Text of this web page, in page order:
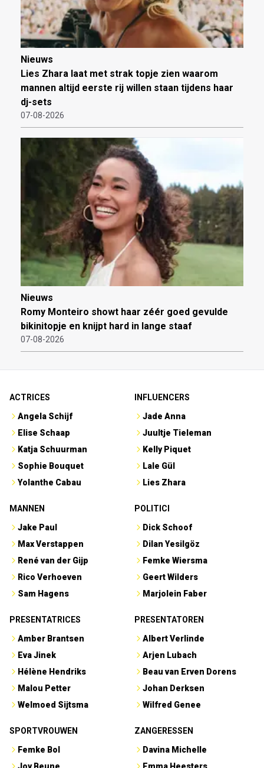
Nieuws
Lies Zhara laat met strak topje zien waarom
mannen altijd eerste rij willen staan tijdens haar
dj-sets
07-08-2026
Nieuws
Romy Monteiro showt haar zéér goed gevulde
bikinitopje en knijpt hard in lange staaf
07-08-2026
ACTRICES
Angela Schijf
Elise Schaap
Katja Schuurman
Sophie Bouquet
Yolanthe Cabau
INFLUENCERS
Jade Anna
Juultje Tieleman
Kelly Piquet
Lale Gül
Lies Zhara
MANNEN
Jake Paul
Max Verstappen
René van der Gijp
Rico Verhoeven
Sam Hagens
POLITICI
Dick Schoof
Dilan Yesilgöz
Femke Wiersma
Geert Wilders
Marjolein Faber
PRESENTATRICES
Amber Brantsen
Eva Jinek
Hélène Hendriks
Malou Petter
Welmoed Sijtsma
PRESENTATOREN
Albert Verlinde
Arjen Lubach
Beau van Erven Dorens
Johan Derksen
Wilfred Genee
SPORTVROUWEN
Femke Bol
ZANGERESSEN
Davina Michelle